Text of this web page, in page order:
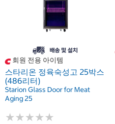
회원 전용 아이템
스타리온 정육숙성고 25박스
(486리터)
Starion Glass Door for Meat
Aging 25
★★★★★
★★★★★